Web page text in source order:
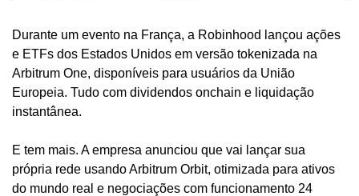
Durante um evento na França, a Robinhood lançou ações
e ETFs dos Estados Unidos em versão tokenizada na
Arbitrum One, disponíveis para usuários da União
Europeia. Tudo com dividendos onchain e liquidação
instantânea.
E tem mais. A empresa anunciou que vai lançar sua
própria rede usando Arbitrum Orbit, otimizada para ativos
do mundo real e negociações com funcionamento 24